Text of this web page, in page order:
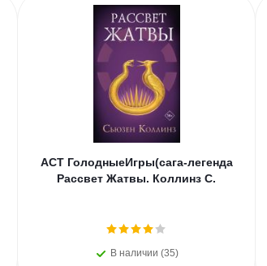
АСТ ГолодныеИгры(сага-легенда
Рассвет Жатвы. Коллинз С.
В наличии (35)